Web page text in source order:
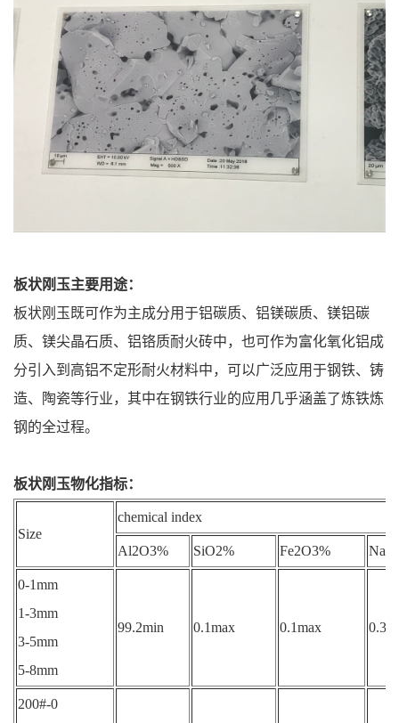
板状刚玉主要用途：
板状刚玉既可作为主成分用于铝碳质、铝镁碳质、镁铝碳
质、镁尖晶石质、铝铬质耐火砖中，也可作为富化氧化铝成
分引入到高铝不定形耐火材料中，可以广泛应用于钢铁、铸
造、陶瓷等行业，其中在钢铁行业的应用几乎涵盖了炼铁炼
钢的全过程。
板状刚玉物化指标：
Size
chemical index
Al2O3% SiO2% Fe2O3%
0-1mm
1-3mm
3-5mm
5-8mm
99.2min 0.1max 0.1max
200#-0